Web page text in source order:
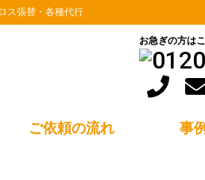
ス張替・各種代行
お急ぎの方は
ご依頼の流れ 事例